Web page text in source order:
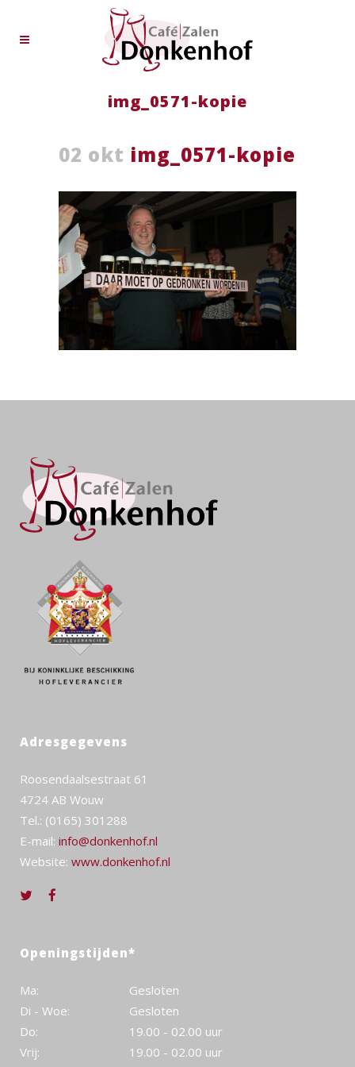
img_0571-kopie
02 okt img_0571-kopie
Adresgegevens
Roosendaalsestraat 61
4724 AB Wouw
Tel.: (0165) 301288
E-mail: info@donkenhof.nl
Website: www.donkenhof.nl
Openingstijden*
Ma:
Gesloten
Di - Woe:
Gesloten
Do:
19.00 - 02.00 uur
Vrij:
19.00 - 02.00 uur